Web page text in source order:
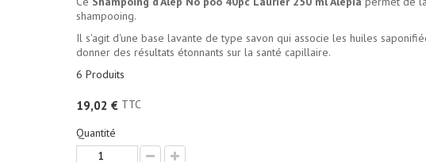
shampooing.
Il s'agit d'une base lavante de type savon qui associe les huiles
donner des résultats étonnants sur la santé capillaire.
6 Produits
19,02 € TTC
Quantité